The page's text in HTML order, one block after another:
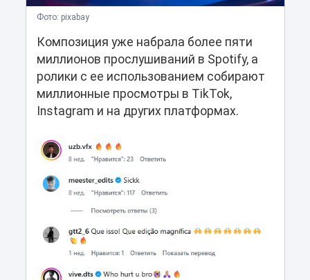
Фото: pixabay
Композиция уже набрала более пяти
миллионов прослушиваний в Spotify, а
ролики с ее использованием собирают
миллионные просмотры в TikTok,
Instagram и на других платформах.